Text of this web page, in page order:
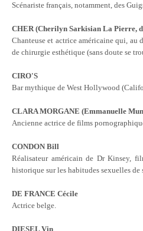
Scénariste français, notamment, des
CHER (Cherilyn Sarkisian La Pierre,
Chanteuse et actrice américaine qui, au
de chirurgie esthétique (sans doute se
CIRO'S
Bar mythique de West Hollywood
CLARA MORGANE (Emmanuelle
Ancienne actrice de films
CONDON Bill
Réalisateur américain de Dr Kinsey,
historique sur les habitudes sexuelles de
DE FRANCE Cécile
Actrice belge.
DIESEL Vin